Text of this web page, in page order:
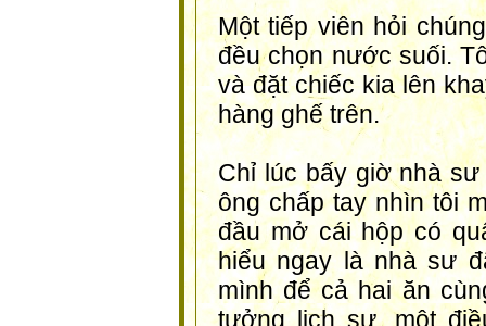
Một tiếp viên hỏi
đều chọn nước suối.
và đặt chiếc kia lên
hàng ghế trên.
Chỉ lúc bấy giờ nhà
ông chấp tay nhìn tôi
đầu mở cái hộp có
hiểu ngay là nhà sư
mình để cả hai ăn
tưởng lịch sự, một